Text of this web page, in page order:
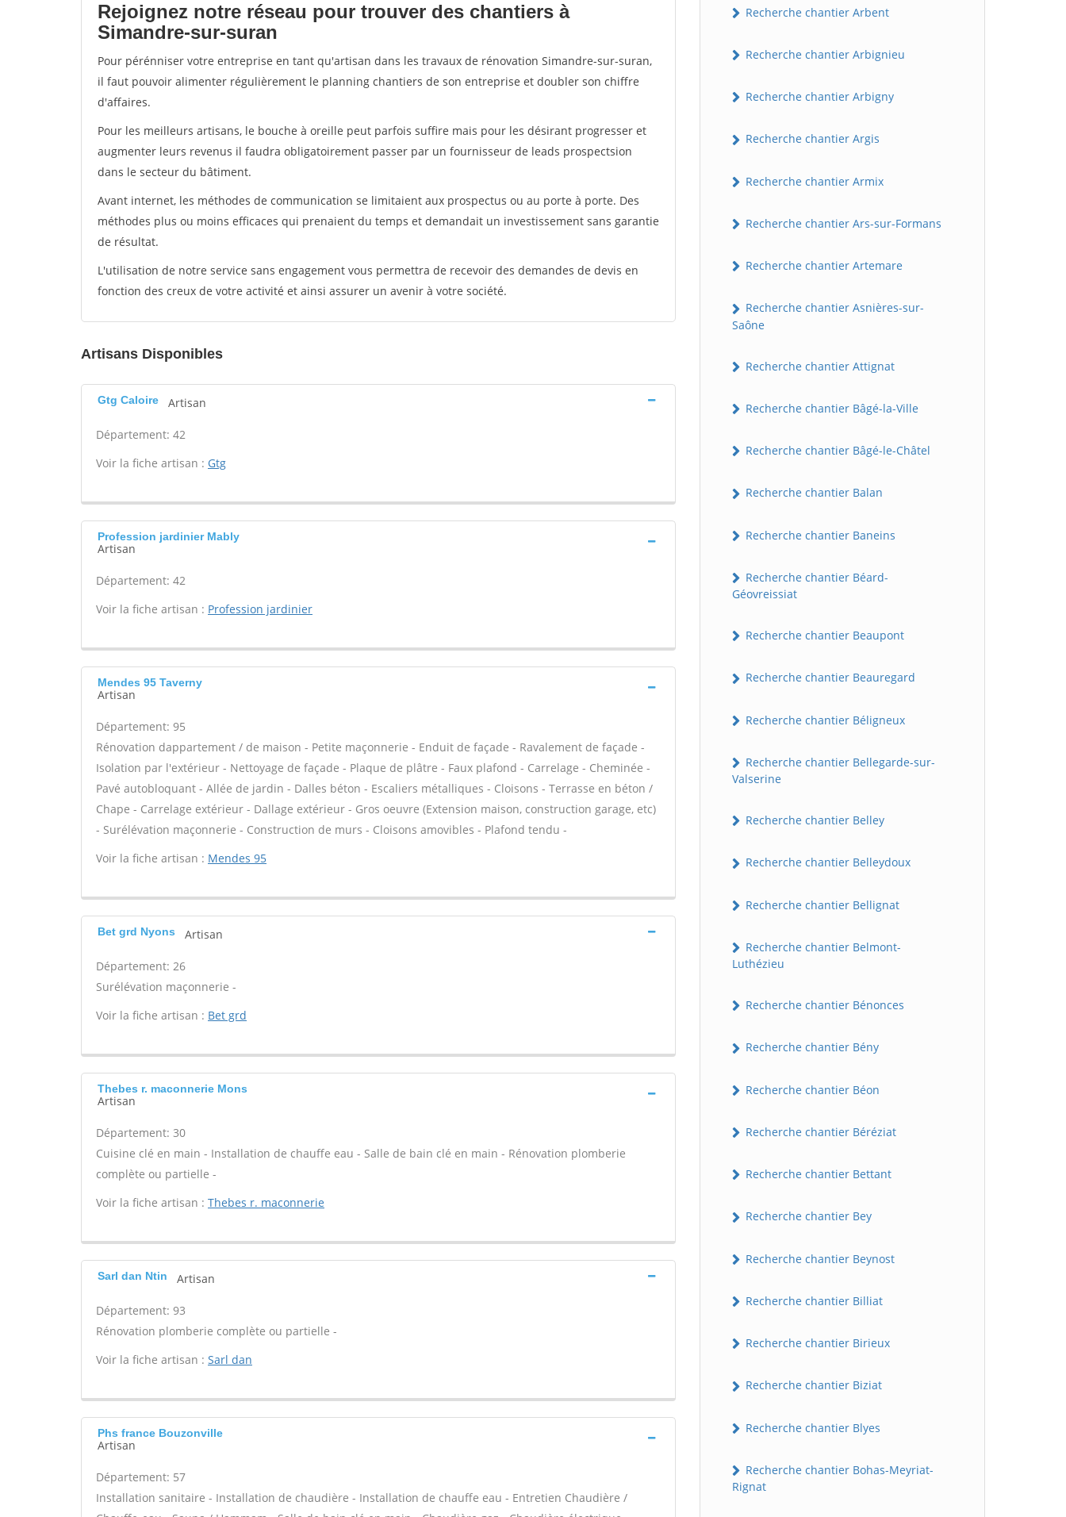
Rejoignez notre réseau pour trouver des chantiers à
Simandre-sur-suran
Pour pérénniser votre entreprise en tant qu'artisan dans les travaux de rénovation Simandre-sur-suran,
il faut pouvoir alimenter régulièrement le planning chantiers de son entreprise et doubler son chiffre
d'affaires.
Pour les meilleurs artisans, le bouche à oreille peut parfois suffire mais pour les désirant progresser et
augmenter leurs revenus il faudra obligatoirement passer par un fournisseur de leads prospectsion
dans le secteur du bâtiment.
Avant internet, les méthodes de communication se limitaient aux prospectus ou au porte à porte. Des
méthodes plus ou moins efficaces qui prenaient du temps et demandait un investissement sans garantie
de résultat.
L'utilisation de notre service sans engagement vous permettra de recevoir des demandes de devis en
fonction des creux de votre activité et ainsi assurer un avenir à votre société.
Artisans Disponibles
Gtg Caloire Artisan
Département: 42
Voir la fiche artisan : Gtg
Profession jardinier Mably
Artisan
Département: 42
Voir la fiche artisan : Profession jardinier
Mendes 95 Taverny
Artisan
Département: 95
Rénovation dappartement / de maison - Petite maçonnerie - Enduit de façade - Ravalement de façade -
Isolation par l'extérieur - Nettoyage de façade - Plaque de plâtre - Faux plafond - Carrelage - Cheminée -
Pavé autobloquant - Allée de jardin - Dalles béton - Escaliers métalliques - Cloisons - Terrasse en béton /
Chape - Carrelage extérieur - Dallage extérieur - Gros oeuvre (Extension maison, construction garage, etc)
- Surélévation maçonnerie - Construction de murs - Cloisons amovibles - Plafond tendu -
Voir la fiche artisan : Mendes 95
Bet grd Nyons Artisan
Département: 26
Surélévation maçonnerie -
Voir la fiche artisan : Bet grd
Thebes r. maconnerie Mons
Artisan
Département: 30
Cuisine clé en main - Installation de chauffe eau - Salle de bain clé en main - Rénovation plomberie
complète ou partielle -
Voir la fiche artisan : Thebes r. maconnerie
Sarl dan Ntin Artisan
Département: 93
Rénovation plomberie complète ou partielle -
Voir la fiche artisan : Sarl dan
Phs france Bouzonville
Artisan
Département: 57
Installation sanitaire - Installation de chaudière - Installation de chauffe eau - Entretien Chaudière /
Recherche chantier Arbent
Recherche chantier Arbignieu
Recherche chantier Arbigny
Recherche chantier Argis
Recherche chantier Armix
Recherche chantier Ars-sur-Formans
Recherche chantier Artemare
Recherche chantier Asnières-sur-
Saône
Recherche chantier Attignat
Recherche chantier Bâgé-la-Ville
Recherche chantier Bâgé-le-Châtel
Recherche chantier Balan
Recherche chantier Baneins
Recherche chantier Béard-
Géovreissiat
Recherche chantier Beaupont
Recherche chantier Beauregard
Recherche chantier Béligneux
Recherche chantier Bellegarde-sur-
Valserine
Recherche chantier Belley
Recherche chantier Belleydoux
Recherche chantier Bellignat
Recherche chantier Belmont-
Luthézieu
Recherche chantier Bénonces
Recherche chantier Bény
Recherche chantier Béon
Recherche chantier Béréziat
Recherche chantier Bettant
Recherche chantier Bey
Recherche chantier Beynost
Recherche chantier Billiat
Recherche chantier Birieux
Recherche chantier Biziat
Recherche chantier Blyes
Recherche chantier Bohas-Meyriat-
Rignat